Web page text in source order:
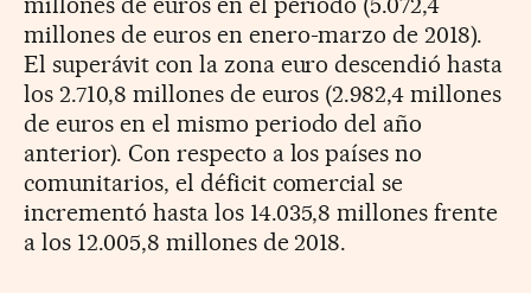
millones de euros en enero-marzo de 2018).
El superávit con la zona euro descendió hasta
los 2.710,8 millones de euros (2.982,4 millones
de euros en el mismo periodo del año
anterior). Con respecto a los países no
comunitarios, el déficit comercial se
incrementó hasta los 14.035,8 millones frente
a los 12.005,8 millones de 2018.